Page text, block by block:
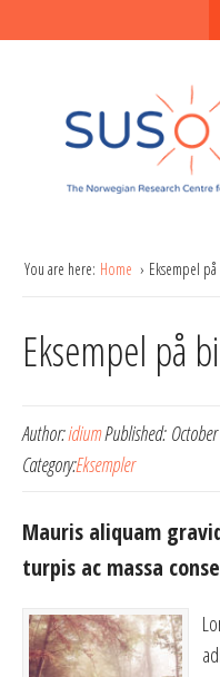
You are here: Home Eksempel
Eksempel på
Author:idiumPublished:
Category:Eksempler
Mauris aliquam
turpis ac massa